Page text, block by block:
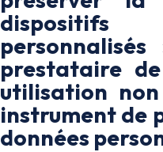
prestataire
utilisation
instrument de
données